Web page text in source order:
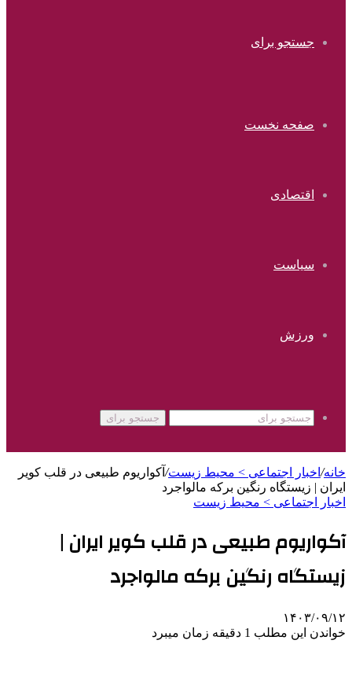
جستجو برای
صفحه نخست
اقتصادی
سیاست
ورزش
جستجو برای
خانه/ اخبار اجتماعی > محیط زیست/ آکواریوم طبیعی در قلب کویر
ایران | زیستگاه رنگین برکه مالواجرد
اخبار اجتماعی > محیط زیست
آکواریوم طبیعی در قلب کویر ایران |
زیستگاه رنگین برکه مالواجرد
۱۴۰۳/۰۹/۱۲
خواندن این مطلب 1 دقیقه زمان میبرد